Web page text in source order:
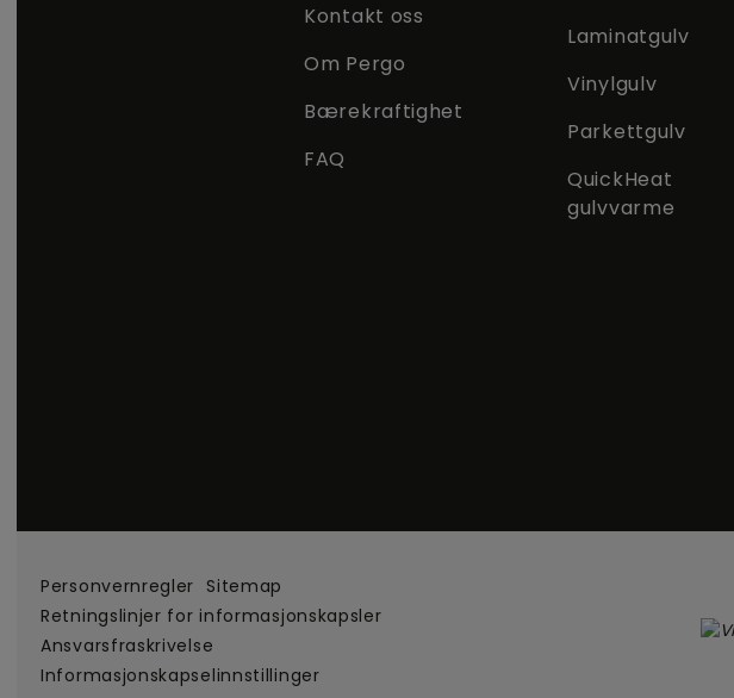
Kontakt oss
Om Pergo
Bærekraftighet
FAQ
Laminatgulv
Vinylgulv
Parkettgulv
QuickHeat
gulvvarme
Personvernregler Sitemap
Retningslinjer for informasjonskapsler
Ansvarsfraskrivelse
Informasjonskapselinnstillinger